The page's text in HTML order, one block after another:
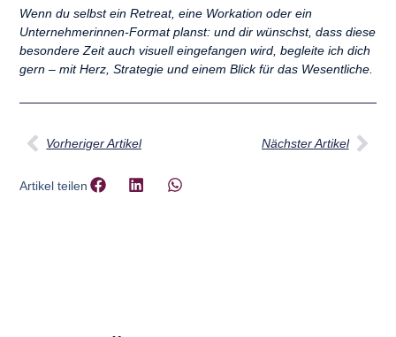
Wenn du selbst ein Retreat, eine Workation oder ein
Unternehmerinnen-Format planst: und dir wünschst, dass diese
besondere Zeit auch visuell eingefangen wird, begleite ich dich
gern – mit Herz, Strategie und einem Blick für das Wesentliche.
Vorheriger Artikel Nächster Artikel
Artikel teilen